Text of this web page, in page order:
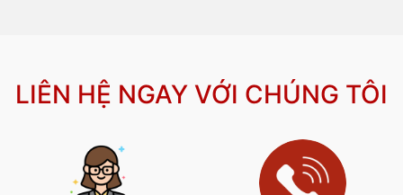
LIÊN HỆ NGAY VỚI CHÚNG TÔI